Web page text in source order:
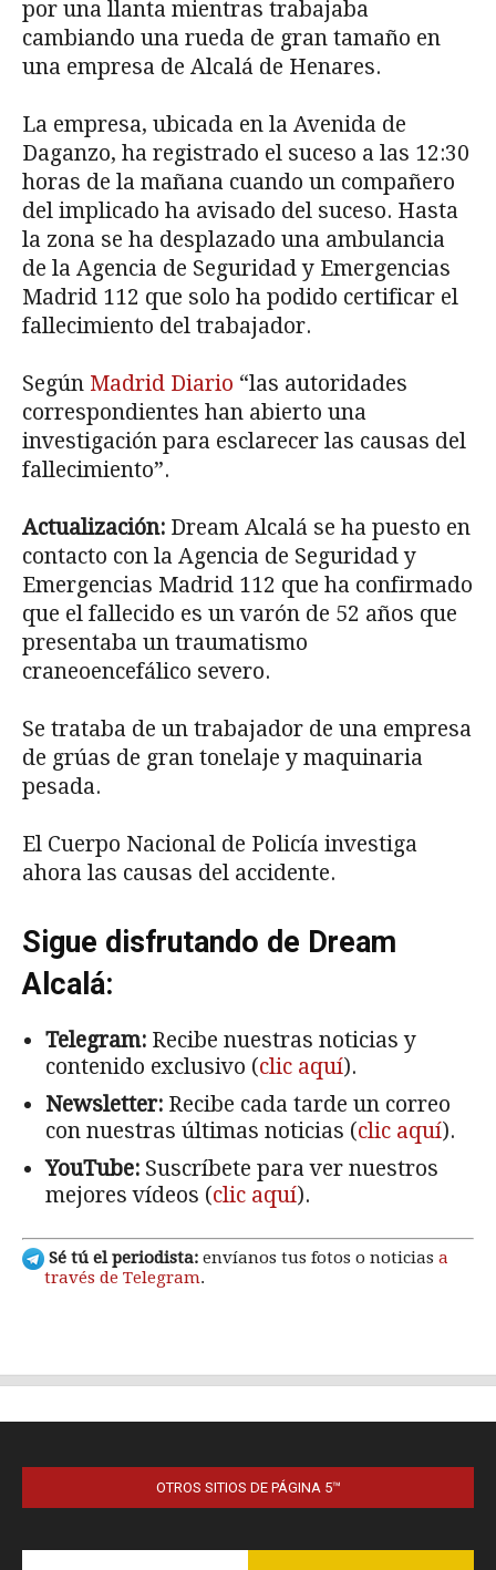
OTROS SITIOS DE PÁGINA 5™